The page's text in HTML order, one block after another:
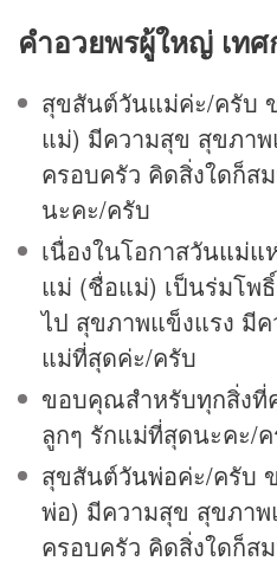
คำอวยพรผู้ใหญ่ เท
สุขสันต์วันแม่ค่ะ/ครับ
แม่) มีความสุข สุขภา
ครอบครัว คิดสิ่งใดก็ส
นะคะ/ครับ
เนื่องในโอกาสวันแม่แ
แม่ (ชื่อแม่) เป็นร่มโพ
ไป สุขภาพแข็งแรง มี
แม่ที่สุดค่ะ/ครับ
ขอบคุณสำหรับทุกสิ่ง
ลูกๆ รักแม่ที่สุดนะคะ/
สุขสันต์วันพ่อค่ะ/ครับ
พ่อ) มีความสุข สุขภา
ครอบครัว คิดสิ่งใดก็ส